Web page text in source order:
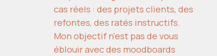
cas réels : des projets clients, des
refontes, des ratés instructifs.
Mon objectif n'est pas de vous
éblouir avec des moodboards